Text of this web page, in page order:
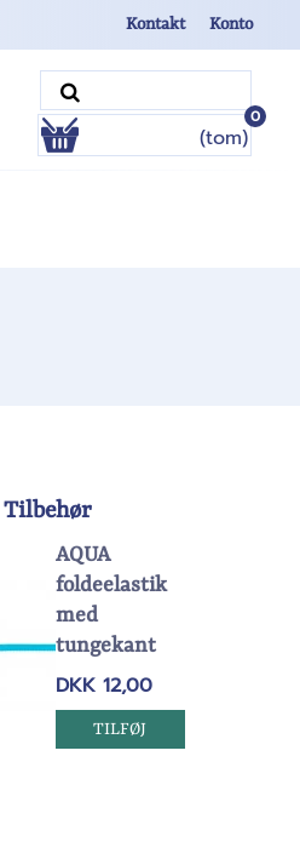
Kontakt Konto
(tom)
0
Tilbehør
AQUA
foldeelastik
med
tungekant
DKK 12,00
TILFØJ